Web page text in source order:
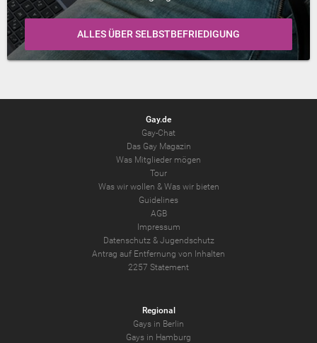
ALLES ÜBER SELBSTBEFRIEDIGUNG
Gay.de
Gay-Chat
Das Gay Magazin
Was Mitglieder mögen
Tour
Was wir wollen & Was wir bieten
Guidelines
AGB
Impressum
Datenschutz& Jugendschutz
Antrag auf Entfernung von Inhalten
2257 Statement
Regional
Gays in Berlin
Gays in Hamburg